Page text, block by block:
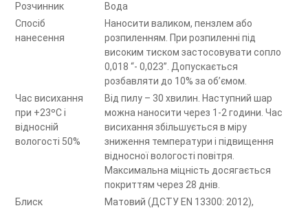
Розчинник
Вода
Спосіб
нанесення
Наносити валиком, пензлем або
розпиленням. При розпиленні під
високим тиском застосовувати сопло
0,018 “- 0,023”. Допускається
розбавляти до 10% за об’ємом.
Час висихання
при +23ºС і
відносній
вологості 50%
Від пилу – 30 хвилин. Наступний шар
можна наносити через 1-2 години. Час
висихання збільшується в міру
зниження температури і підвищення
відносної вологості повітря.
Максимальна міцність досягається
покриттям через 28 днів.
Блиск
Матовий (ДСТУ EN 13300: 2012),